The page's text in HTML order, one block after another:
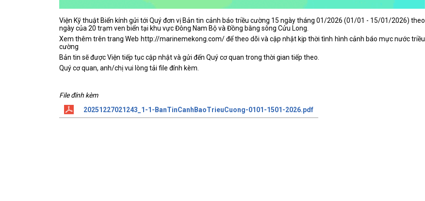
Viện Kỹ thuật Biển kính gửi tới Quý đơn vị Bản tin cảnh báo triều cường 15 ngày tháng 01/2026 (01/01 - 15/01/2026) theo
ngày của 20 trạm ven biển tại khu vực Đông Nam Bộ và Đồng bằng sông Cửu Long.
Xem thêm trên trang Web http://marinemekong.com/ để theo dõi và cập nhật kịp thời tình hình cảnh báo mực nước triều
cường
Bản tin sẽ được Viện tiếp tục cập nhật và gửi đến Quý cơ quan trong thời gian tiếp theo.
Quý cơ quan, anh/chị vui lòng tải file đính kèm.
File đính kèm
20251227021243_1-1-BanTinCanhBaoTrieuCuong-0101-1501-2026.pdf